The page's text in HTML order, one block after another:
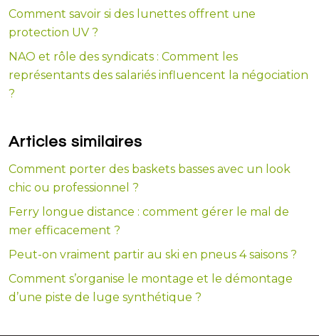
Comment savoir si des lunettes offrent une
protection UV ?
NAO et rôle des syndicats : Comment les
représentants des salariés influencent la négociation
?
Articles similaires
Comment porter des baskets basses avec un look
chic ou professionnel ?
Ferry longue distance : comment gérer le mal de
mer efficacement ?
Peut-on vraiment partir au ski en pneus 4 saisons ?
Comment s’organise le montage et le démontage
d’une piste de luge synthétique ?